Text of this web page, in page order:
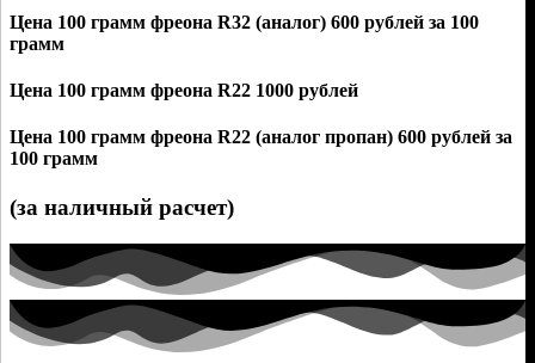
Цена 100 грамм фреона R32 (аналог) 600 рублей за 100
грамм
Цена 100 грамм фреона R22 1000 рублей
Цена 100 грамм фреона R22 (аналог пропан) 600 рублей за
100 грамм
(за наличный расчет)